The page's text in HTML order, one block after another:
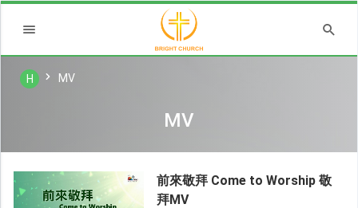
H MV
MV
前來敬拜 Come to Worship 敬
拜MV